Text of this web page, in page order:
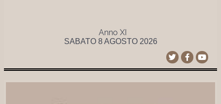
Anno XI
SABATO 8 AGOSTO 2026